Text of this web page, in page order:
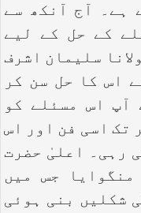
ہے۔ آج آنکھ سے
کے حل کے لیے
سلیمان اشرف
اس کا حل سن کر
آپ اس مسئلے کو
تک اسی فن اور اس
رہی۔ اعلیٰ حضرت
جس میں
شکلیں بنی ہوئی